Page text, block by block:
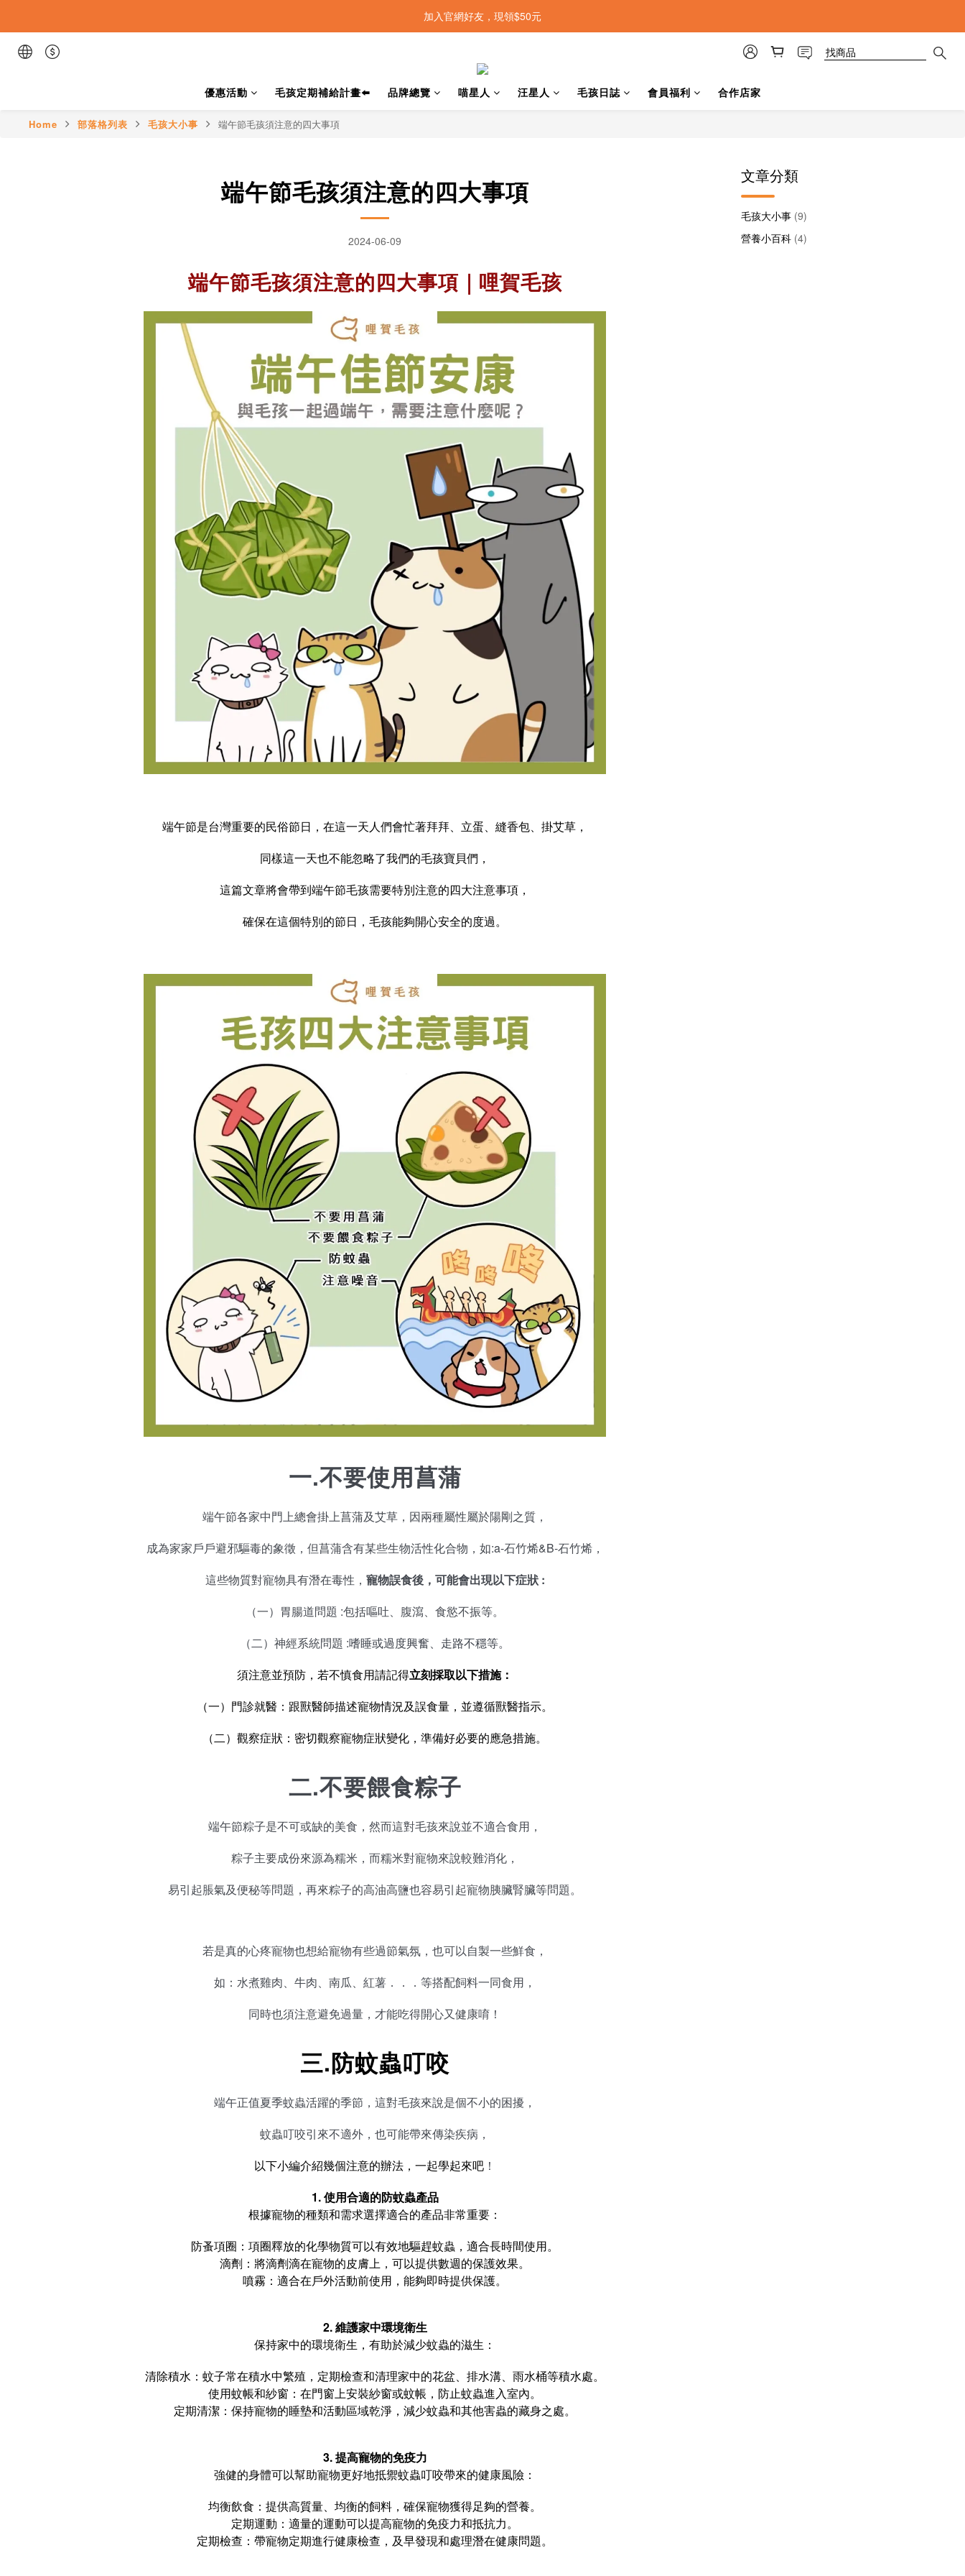
加入官網好友，現領$50元
優惠活動 毛孩定期補給計畫⬅️ 品牌總覽 喵星人 汪星人 毛孩日誌 會員福利 合作店家
Home 部落格列表 毛孩大小事 端午節毛孩須注意的四大事項
端午節毛孩須注意的四大事項
2024-06-09
端午節毛孩須注意的四大事項｜哩賀毛孩
端午節是台灣重要的民俗節日，在這一天人們會忙著拜拜、立蛋、縫香包、掛艾草，
同樣這一天也不能忽略了我們的毛孩寶貝們，
這篇文章將會帶到端午節毛孩需要特別注意的四大注意事項，
確保在這個特別的節日，毛孩能夠開心安全的度過。
一.不要使用菖蒲
端午節各家中門上總會掛上菖蒲及艾草，因兩種屬性屬於陽剛之質，
成為家家戶戶避邪驅毒的象徵，但菖蒲含有某些生物活性化合物， 如:a-石竹烯&B-石竹烯，
這些物質對寵物具有潛在毒性， 寵物誤食後，可能會出現以下症狀 :
（一）胃腸道問題 :包括嘔吐、腹瀉、食慾不振等。
（二）神經系統問題 :嗜睡或過度興奮、走路不穩等。
須注意並預防，若不慎食用請記得立刻採取以下措施：
（一）門診就醫：跟獸醫師描述寵物情況及誤食量，並遵循獸醫指示。
（二）觀察症狀：密切觀察寵物症狀變化，準備好必要的應急措施。
二.不要餵食粽子
端午節粽子是不可或缺的美食，然而這對毛孩來說並不適合食用，
粽子主要成份來源為糯米，而糯米對寵物來說較難消化，
易引起脹氣及便秘等問題，再來粽子的高油高鹽也容易引起寵物胰臟腎臟等問題。
若是真的心疼寵物也想給寵物有些過節氣氛，也可以自製一些鮮食，
如：水煮雞肉、牛肉、南瓜、紅薯．．．等搭配飼料一同食用，
同時也須注意避免過量，才能吃得開心又健康唷！
三.防蚊蟲叮咬
端午正值夏季蚊蟲活躍的季節，這對毛孩來說是個不小的困擾，
蚊蟲叮咬引來不適外，也可能帶來傳染疾病，
以下小編介紹幾個注意的辦法，一起學起來吧 ！
1. 使用合適的防蚊蟲產品
根據寵物的種類和需求選擇適合的產品非常重要：
防蚤項圈：項圈釋放的化學物質可以有效地驅趕蚊蟲，適合長時間使用。
滴劑：將滴劑滴在寵物的皮膚上，可以提供數週的保護效果。
噴霧：適合在戶外活動前使用，能夠即時提供保護。
2. 維護家中環境衛生
保持家中的環境衛生，有助於減少蚊蟲的滋生：
清除積水：蚊子常在積水中繁殖，定期檢查和清理家中的花盆、排水溝、雨水桶等積水處。
使用蚊帳和紗窗：在門窗上安裝紗窗或蚊帳，防止蚊蟲進入室內。
定期清潔：保持寵物的睡墊和活動區域乾淨，減少蚊蟲和其他害蟲的藏身之處。
3. 提高寵物的免疫力
強健的身體可以幫助寵物更好地抵禦蚊蟲叮咬帶來的健康風險：
均衡飲食：提供高質量、均衡的飼料，確保寵物獲得足夠的營養。
定期運動：適量的運動可以提高寵物的免疫力和抵抗力。
定期檢查：帶寵物定期進行健康檢查，及早發現和處理潛在健康問題。
文章分類
毛孩大小事 (9)
營養小百科 (4)